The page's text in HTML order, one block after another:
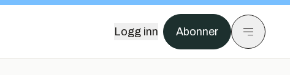
Logg inn Abonner